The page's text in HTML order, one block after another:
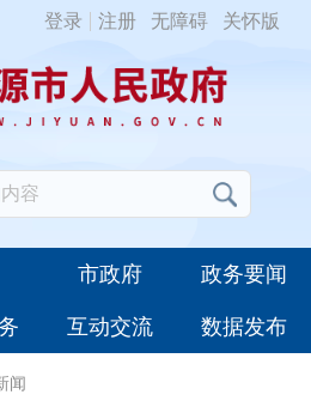
登录 注册 无障碍 关怀版
市政府 政务要闻
互动交流 数据发布
闻